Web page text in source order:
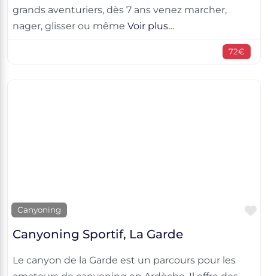
grands aventuriers, dès 7 ans venez marcher,
nager, glisser ou même Voir plus…
72€
Canyoning
Canyoning Sportif, La Garde
Le canyon de la Garde est un parcours pour les